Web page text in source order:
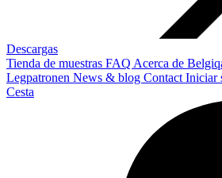
Descargas
Tienda de muestras FAQ Acerca de
Legpatronen News & blog Contact Iniciar
Cesta